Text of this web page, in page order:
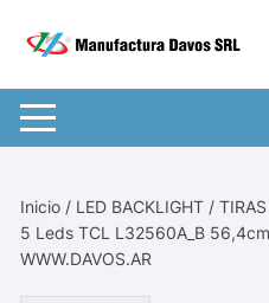
Inicio / LED BACKLIGHT /
5 Leds TCL L32560A_B
WWW.DAVOS.AR